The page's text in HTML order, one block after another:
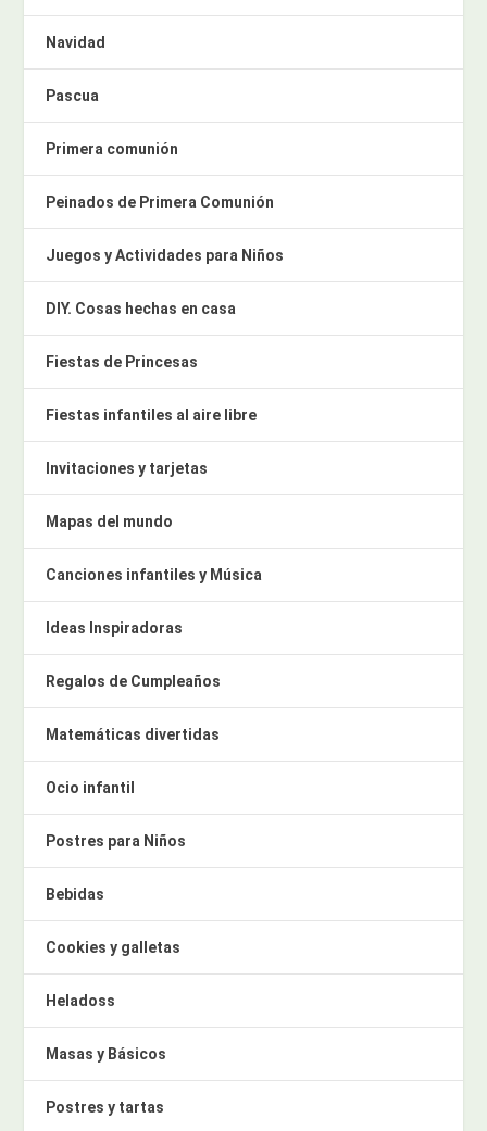
Navidad
Pascua
Primera comunión
Peinados de Primera Comunión
Juegos y Actividades para Niños
DIY. Cosas hechas en casa
Fiestas de Princesas
Fiestas infantiles al aire libre
Invitaciones y tarjetas
Mapas del mundo
Canciones infantiles y Música
Ideas Inspiradoras
Regalos de Cumpleaños
Matemáticas divertidas
Ocio infantil
Postres para Niños
Bebidas
Cookies y galletas
Heladoss
Masas y Básicos
Postres y tartas